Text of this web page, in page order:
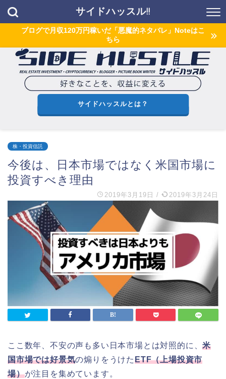
サイドハッスル!!
ブログで月収120万円稼いだ「悪魔的ネタバレ」Noteはこ
ちら
サイドハッスルとは？
株・投資信託
今後は、日本市場ではなく米国市場に
投資すべき理由
2019年3月19日 / 2019年3月24日
ここ数年、不安の声も多い日本市場とは対照的に、米
国市場では好景気の煽りをうけたETF（上場投資市
場）が注目を集めています。